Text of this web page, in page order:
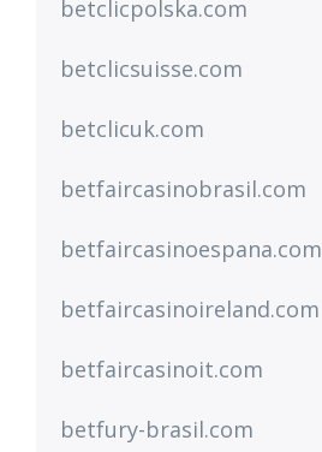
betclicpolska.com
betclicsuisse.com
betclicuk.com
betfaircasinobrasil.com
betfaircasinoespana.com
betfaircasinoireland.com
betfaircasinoit.com
betfury-brasil.com